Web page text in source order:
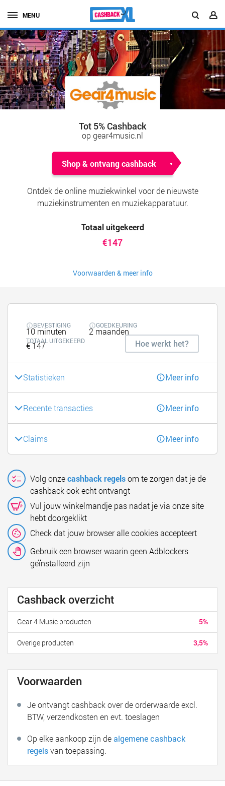
MENU
Tot 5% Cashback
op gear4music.nl
Shop & ontvang cashback
Ontdek de online muziekwinkel voor de nieuwste
muziekinstrumenten en muziekapparatuur.
Totaal uitgekeerd
€147
Voorwaarden & meer info
BEVESTIGING
10 minuten
GOEDKEURING
2 maanden
TOTAAL UITGEKEERD
€ 147 Hoe werkt het?
Statistieken Meer info
Recente transacties Meer info
Claims Meer info
Volg onzecashback regelsom te zorgen dat je de
cashback ook echt ontvangt
Vul jouw winkelmandje pas nadat je via onze site
hebt doorgeklikt
Check dat jouw browser alle cookies accepteert
Gebruik een browser waarin geen Adblockers
geïnstalleerd zijn
Cashback overzicht
5%
Gear 4 Music producten
3,5%
Overige producten
Voorwaarden
Je ontvangt cashback over de orderwaarde excl.
BTW, verzendkosten en evt. toeslagen
Op elke aankoop zijn dealgemene cashback
regelsvan toepassing.